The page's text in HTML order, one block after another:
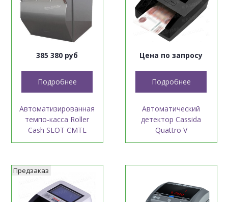
385 380 руб
Подробнее
Автоматизированная
темпо-касса Roller
Cash SLOT CMTL
Цена по запросу
Подробнее
Автоматический
детектор Cassida
Quattro V
Предзаказ